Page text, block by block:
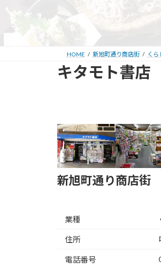
HOME 新旭町通り商店街 くら
キタモト書店
新旭町通り商店街
業種
住所
電話番号